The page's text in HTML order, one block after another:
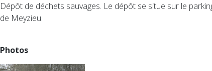
Dépôt de déchets sauvages. Le dépôt se situe sur le
de Meyzieu.
Photos